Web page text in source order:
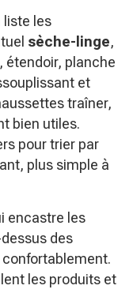
liste les
sèche-linge,
étendoir, planche
et
traîner,
bien utiles.
pour trier par
plus simple à
encastre les
des
les produits et